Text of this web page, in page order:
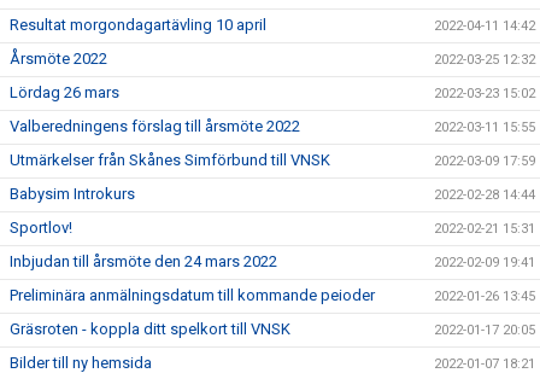
Resultat morgondagartävling 10 april 2022-04-11 14:42
Årsmöte 2022 2022-03-25 12:32
Lördag 26 mars 2022-03-23 15:02
Valberedningens förslag till årsmöte 2022 2022-03-11 15:55
Utmärkelser från Skånes Simförbund till VNSK 2022-03-09 17:59
Babysim Introkurs 2022-02-28 14:44
Sportlov! 2022-02-21 15:31
Inbjudan till årsmöte den 24 mars 2022 2022-02-09 19:41
Preliminära anmälningsdatum till kommande peioder 2022-01-26 13:45
Gräsroten - koppla ditt spelkort till VNSK 2022-01-17 20:05
Bilder till ny hemsida 2022-01-07 18:21